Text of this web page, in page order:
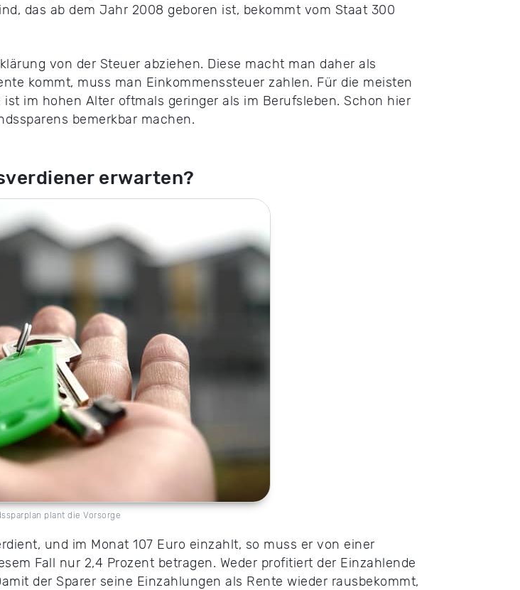
das ab dem Jahr 2008 geboren ist, bekommt vom Staat 300
von der Steuer abziehen. Diese macht man daher als
kommt, muss man Einkommenssteuer zahlen. Für die meisten
im hohen Alter oftmals geringer als im Berufsleben. Schon hier
bemerkbar machen.
erwarten?
plant die Vorsorge
und im Monat 107 Euro einzahlt, so muss er von einer
Fall nur 2,4 Prozent betragen. Weder profitiert der Einzahlende
der Sparer seine Einzahlungen als Rente wieder rausbekommt,